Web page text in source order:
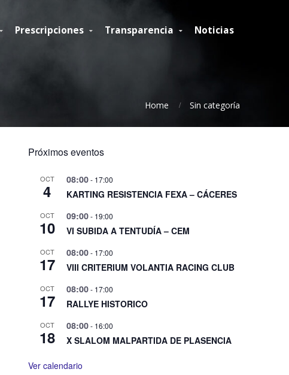
Prescripciones Transparencia Noticias
Home Sin categoría
Próximos eventos
OCT
4
08:00- 17:00
KARTING RESISTENCIA FEXA – CÁCERES
OCT
10
09:00- 19:00
VI SUBIDA A TENTUDÍA – CEM
OCT
17
08:00- 17:00
VIII CRITERIUM VOLANTIA RACING CLUB
OCT
17
08:00- 17:00
RALLYE HISTORICO
OCT
18
08:00- 16:00
X SLALOM MALPARTIDA DE PLASENCIA
Ver calendario